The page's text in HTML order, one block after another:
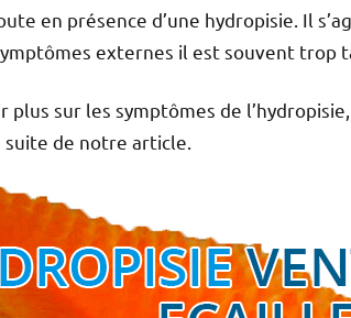
en présence d’une hydropisie. Il
externes il est souvent trop
plus sur les symptômes de
de notre article.